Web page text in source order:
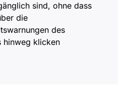
sind, ohne dass
die
des
hinweg klicken